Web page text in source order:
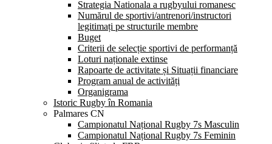
Strategia Nationala a rugbyului romanesc
Numărul de sportivi/antrenori/instructori
legitimați pe structurile membre
Buget
Criterii de selecție sportivi de performanță
Loturi naționale extinse
Rapoarte de activitate și Situații financiare
Program anual de activități
Organigrama
Istoric Rugby în Romania
Palmares CN
Campionatul Național Rugby 7s Masculin
Campionatul Național Rugby 7s Feminin